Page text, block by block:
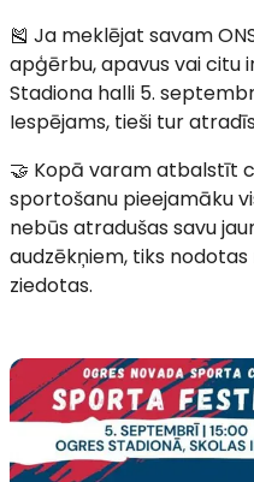
🎽 Ja meklējat savam
apģērbu, apavus vai citu
Stadiona halli 5.
Iespējams, tieši tur
🤝 Kopā varam atbalstīt
sportošanu pieejamāku
nebūs atradušas savu
audzēkņiem, tiks
ziedotas.